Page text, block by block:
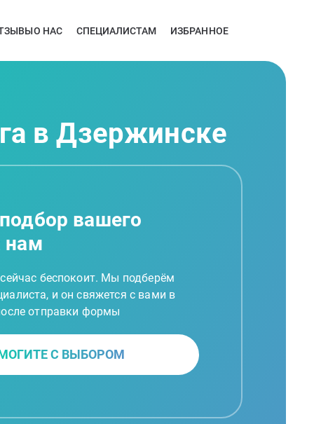
О НАС СПЕЦИАЛИСТАМ ИЗБРАННОЕ
в Дзержинске
вашего
нам
беспокоит. Мы подберём
и он свяжется с вами в
отправки формы
С ВЫБОРОМ